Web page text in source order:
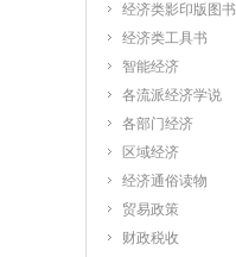
经济类影印版图书
经济类工具书
智能经济
各流派经济学说
各部门经济
区域经济
经济通俗读物
贸易政策
财政税收